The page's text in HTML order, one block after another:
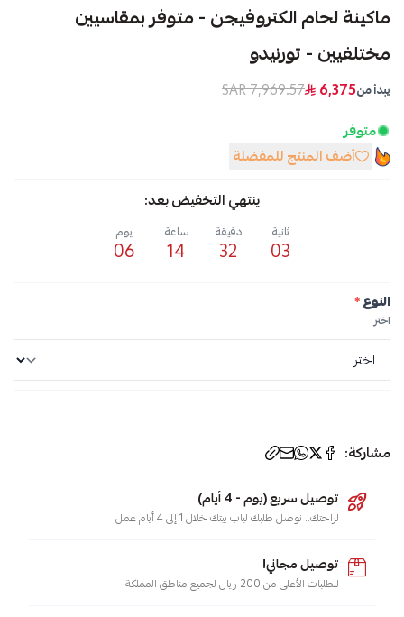
ماكينة لحام الكتروفيجن - متوفر بمقاسيين
مختلفيين - تورنيدو
يبدأ من6,375
7,969.57 SAR
متوفر
أضف المنتج للمفضلة
ينتهي التخفيض بعد:
02
ثانية
32
دقيقة
14
ساعة
06
يوم
النوع*
اختر
مشاركة:
توصيل سريع (يوم - 4 أيام)
لراحتك.. نوصل طلبك لباب بيتك خلال 1 إلى 4 أيام عمل
توصيل مجاني!
للطلبات الأعلى من 200 ريال لجميع مناطق المملكة